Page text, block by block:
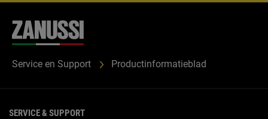
Service en Support Productinformatieblad
SERVICE & SUPPORT